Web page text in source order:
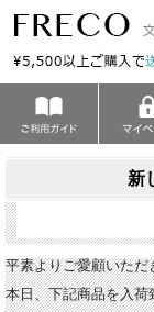
新
平素よりご愛顧いた
本日、下記商品を入荷